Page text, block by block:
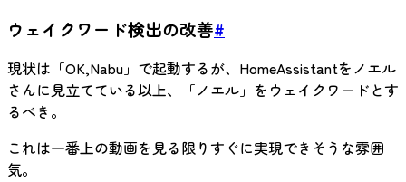
ウェイクワード検出の改善#
現状は「OK,Nabu」で起動するが、HomeAssistantをノエル
さんに見立てている以上、「ノエル」をウェイクワードとす
るべき。
これは一番上の動画を見る限りすぐに実現できそうな雰囲
気。